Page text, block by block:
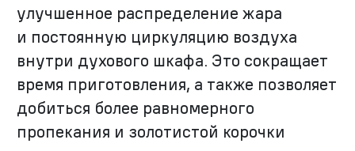
улучшенное распределение жара
и постоянную циркуляцию воздуха
внутри духового шкафа. Это сокращает
время приготовления, а также позволяет
добиться более равномерного
пропекания и золотистой корочки